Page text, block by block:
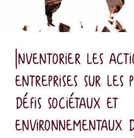
Inventorier les
entreprises sur les
défis sociétaux et